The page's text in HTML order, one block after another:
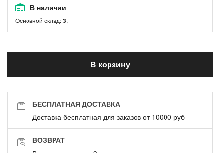
В наличии
Основной склад:3,
В корзину
БЕСПЛАТНАЯ ДОСТАВКА
Доставка бесплатная для заказов от 10000 руб
ВОЗВРАТ